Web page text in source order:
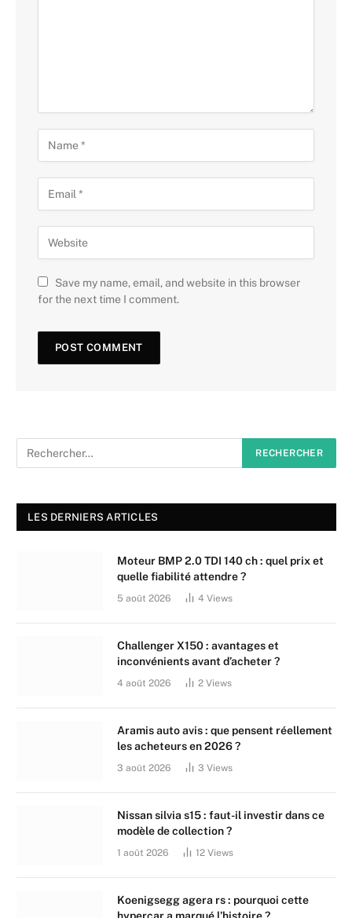
Save my name, email, and website in this browser
for the next time I comment.
LES DERNIERS ARTICLES
Moteur BMP 2.0 TDI 140 ch : quel prix et
quelle fiabilité attendre ?
5 août 2026 4 Views
Challenger X150 : avantages et
inconvénients avant d’acheter ?
4 août 2026 2 Views
Aramis auto avis : que pensent réellement
les acheteurs en 2026 ?
3 août 2026 3 Views
Nissan silvia s15 : faut-il investir dans ce
modèle de collection ?
1 août 2026 12 Views
Koenigsegg agera rs : pourquoi cette